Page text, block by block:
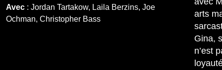
Avec : Jordan Tartakow, Laila Berzins, Joe
Ochman, Christopher Bass
arts
Gina,
n’est